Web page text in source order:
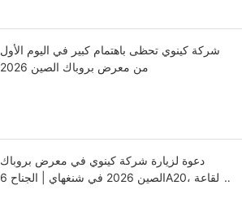
شركة كينوي تحظى باهتمام كبير في اليوم الأول
من معرض بروباك الصين 2026
دعوة لزيارة شركة كينوي في معرض بروباك
الصين 2026 في شنغهاي | الجناح 6A20، القاعة